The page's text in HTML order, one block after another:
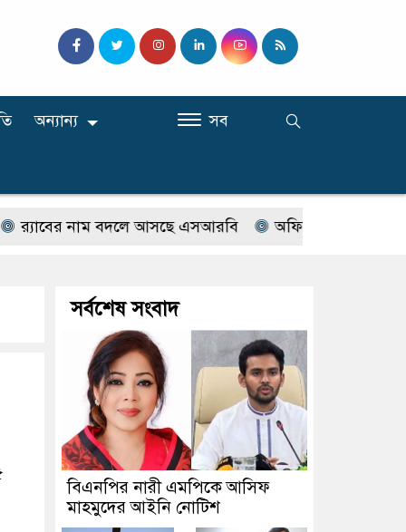
অন্যান্য সব
নাম বদলে আসছে এসআরবি অফিস টাইমে ক্লিনিকে রোগী
সর্বশেষ সংবাদ
বিএনপির নারী এমপিকে আসিফ
মাহমুদের আইনি নোটিশ